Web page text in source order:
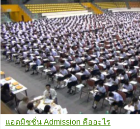
แอดมิชชั่น Admission คืออะไร